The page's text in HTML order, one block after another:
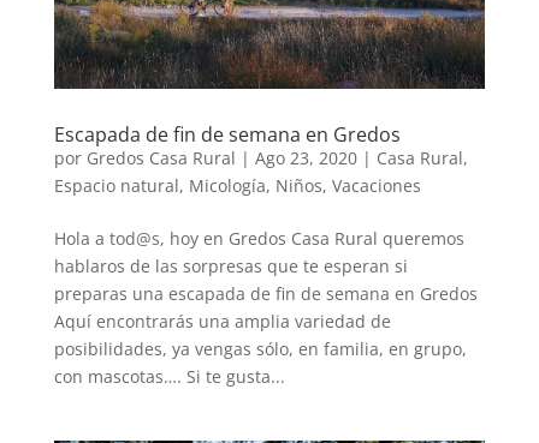
Escapada de fin de semana en Gredos
por Gredos Casa Rural | Ago 23, 2020| Casa Rural,
Espacio natural, Micología, Niños, Vacaciones
Hola a tod@s, hoy en Gredos Casa Rural queremos
hablaros de las sorpresas que te esperan si
preparas una escapada de fin de semana en Gredos
Aquí encontrarás una amplia variedad de
posibilidades, ya vengas sólo, en familia, en grupo,
con mascotas…. Si te gusta...